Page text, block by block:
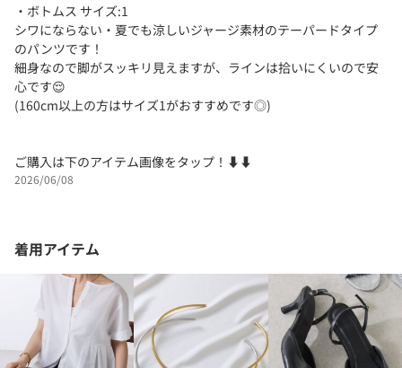
・ボトムス サイズ:1
シワにならない・夏でも涼しいジャージ素材のテーパードタイプ
のパンツです！
細身なので脚がスッキリ見えますが、ラインは拾いにくいので安
心です😌
(160cm以上の方はサイズ1がおすすめです◎)
ご購入は下のアイテム画像をタップ！⬇⬇
2026/06/08
着用アイテム